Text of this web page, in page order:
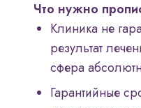
Что нужно
Клиника не
результат
сфера
Гарантийные